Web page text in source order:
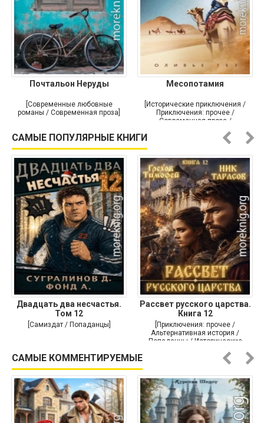
Почтальон Неруды
[Современные любовные
романы / Современная проза]
Месопотамия
[Исторические приключения /
Приключения: прочее /
Современная проза /
САМЫЕ ПОПУЛЯРНЫЕ КНИГИ
Двадцать два несчастья.
Том 12
[Самиздат / Попаданцы]
Рассвет русского царства.
Книга 12
[Приключения: прочее /
Альтернативная история /
Попаданцы / Исторические
САМЫЕ КОММЕНТИРУЕМЫЕ